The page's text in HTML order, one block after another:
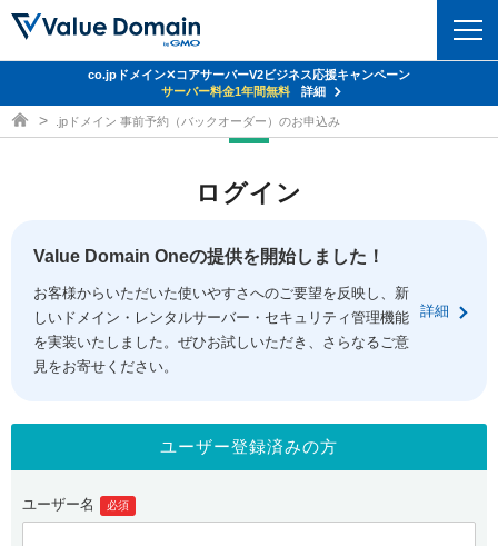
ドメイントップ
ドメイン移管
ドメイン価格一覧
ドメイン一括検索
.jpドメインオークション
gTLDオークション NEW!
.jpドメインバックオーダー
コアサーバー
バリューサーバー
XREA
セキュリティトップ
Value Domain ネットde診断
SSL証明書
サービストップ
お得意様割引
紹介制度
facebook
ログイン
co.jpドメイン✕コアサーバーV2ビジネス応援キャンペーン
サーバー料金1年間無料
詳細
ドメイン取得ならバリュードメイン
.jpドメイン 事前予約（バックオーダー）のお申込み
ログイン
Value Domain Oneの提供を開始しました！
お客様からいただいた使いやすさへのご要望を反映し、新
しいドメイン・レンタルサーバー・セキュリティ管理機能
を実装いたしました。ぜひお試しいただき、さらなるご意
見をお寄せください。
詳細
ユーザー登録済みの方
ユーザー名 必須